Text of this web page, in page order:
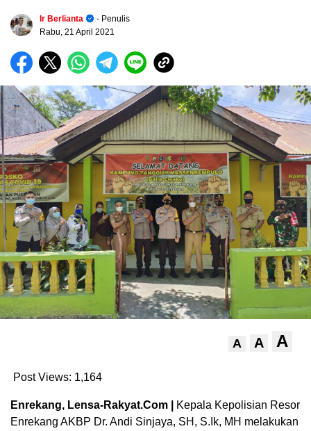
Ir Berlianta
- Penulis
Rabu, 21 April 2021
A A A
Post Views: 1,164
Enrekang, Lensa-Rakyat.Com |
Kepala Kepolisian Resor
Enrekang AKBP Dr. Andi Sinjaya, SH, S.Ik, MH melakukan